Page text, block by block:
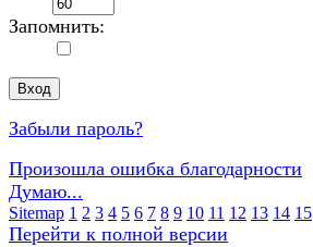
Запомнить:
Забыли пароль?
Произошла ошибка благодарности
Думаю...
Sitemap 1 2 3 4 5 6 7 8 9 10 11 12 13 14 15
Перейти к полной версии